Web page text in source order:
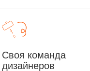
Своя команда
дизайнеров